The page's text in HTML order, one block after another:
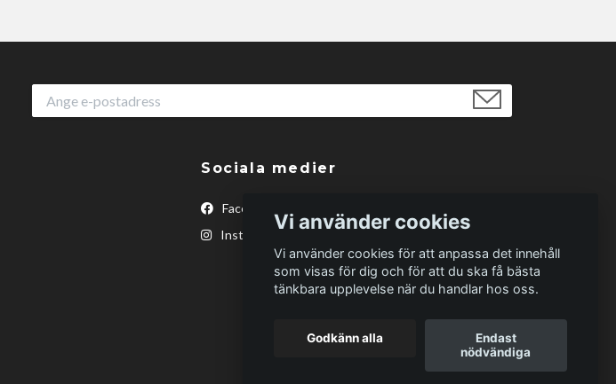
Sociala medier
Facebook
Instagram
Vi använder cookies
Vi använder cookies för att anpassa det innehåll
som visas för dig och för att du ska få bästa
tänkbara upplevelse när du handlar hos oss.
Godkänn alla
Endast
nödvändiga